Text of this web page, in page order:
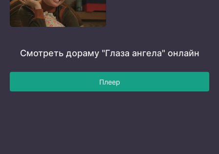
Смотреть дораму "Глаза ангела" онлайн
Плеер